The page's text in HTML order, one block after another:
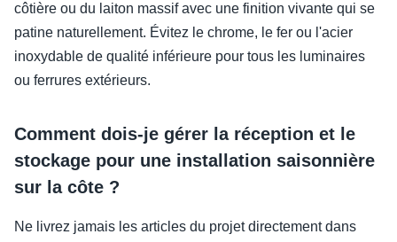
côtière ou du laiton massif avec une finition vivante qui se
patine naturellement. Évitez le chrome, le fer ou l'acier
inoxydable de qualité inférieure pour tous les luminaires
ou ferrures extérieurs.
Comment dois-je gérer la réception et le
stockage pour une installation saisonnière
sur la côte ?
Ne livrez jamais les articles du projet directement dans